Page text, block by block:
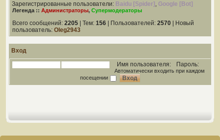
Зарегистрированные пользователи: Baidu [Spider] , Google [Bot]
Легенда :: Администраторы, Супермодераторы
Всего сообщений: 2205 | Тем: 156 | Пользователей: 2570 | Новый
пользователь: Oleg2943
Вход
Имя пользователя:
Пароль:
Автоматически входить при каждом
посещении